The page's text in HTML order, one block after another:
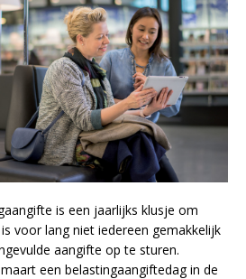
is een jaarlijks klusje om
voor lang niet iedereen gemakkelijk
aangifte op te sturen.
een belastingaangiftedag in de